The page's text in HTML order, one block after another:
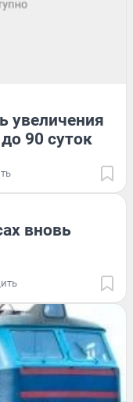
увеличения
90 суток
вновь